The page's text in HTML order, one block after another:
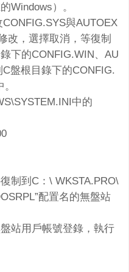
Windows）。
與AUTOEX
改，選擇取消，等復制
下的CONFIG.WIN、AU
盤根目錄下的CONFIG.
中的
制到C：\ WKSTA.PRO\
配置名的無盤站
站用戶帳號登錄，執行